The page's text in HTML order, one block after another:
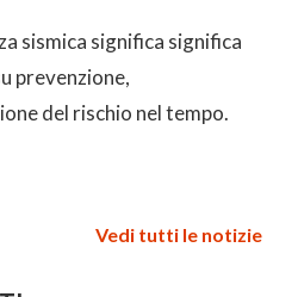
sismica significa significa
prevenzione,
del rischio nel tempo.
Vedi tutti le notizie